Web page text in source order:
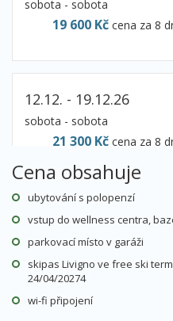
sobota - sobota
19 600 Kč cena za 8
12.12. - 19.12.26
sobota - sobota
21 300 Kč cena za 8
19.12. - 26.12.26
sobota - sobota
25 100 Kč cena za 8
Cena obsahuje
ubytování s polopenzí
vstup do wellness centra,
parkovací místo v garáži
skipas Livigno ve free ski
24/04/20274
wi-fi připojení